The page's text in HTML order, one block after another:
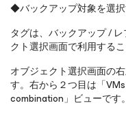
◆バックアップ対象を選
タグは、バックアップ /
クト選択画面で利用するこ
オブジェクト選択画面の
す。右から２つ目は「
combination」ビューです。